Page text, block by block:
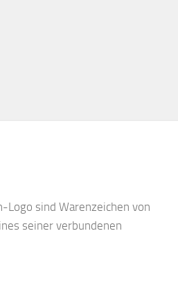
Logo sind Warenzeichen von
seiner verbundenen